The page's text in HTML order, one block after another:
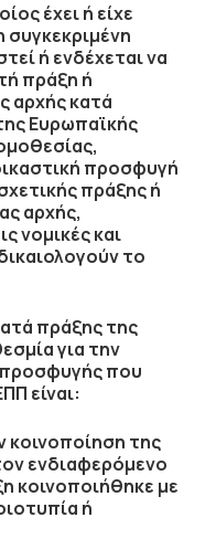
έχει ή είχε
ή ενδέχεται να
πράξη ή
αρχής κατά
Ευρωπαϊκής
προσφυγή
πράξης ή
αρχής,
νομικές και
το
πράξης της
για την
που
είναι:
κοινοποίηση της
ενδιαφερόμενο
κοινοποιήθηκε με
ή